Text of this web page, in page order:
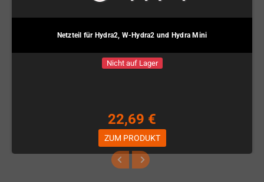
Netzteil für Hydra2, W-Hydra2 und Hydra Mini
Nicht auf Lager
22,69 €
ZUM PRODUKT